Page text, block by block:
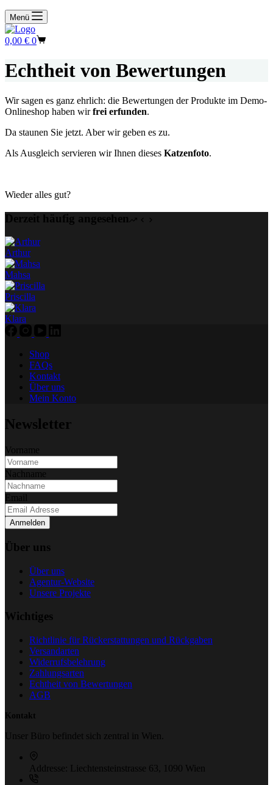
Menü
Warenkorb
0,00 € 0
Echtheit von Bewertungen
Wir sagen es ganz ehrlich: die Bewertungen der Produkte im Demo-
Onlineshop haben wirfrei erfunden.
Da staunen Sie jetzt. Aber wir geben es zu.
Als Ausgleich servieren wir Ihnen dieses Katzenfoto.
Wieder alles gut?
Derzeit häufig angesehen
Arthur
Mahsa
Priscilla
Klara
Shop
FAQs
Kontakt
Über uns
Mein Konto
Newsletter
Vorname
Nachname
Email
Anmelden
Über uns
Über uns
Agentur-Website
Unsere Projekte
Wichtiges
Richtlinie für Rückerstattungen und Rückgaben
Versandarten
Widerrufsbelehrung
Zahlungsarten
Echtheit von Bewertungen
AGB
Kontakt
Unser Büro befindet sich zentral in Wien.
Addresse: Liechtensteinstrasse 63, 1090 Wien